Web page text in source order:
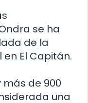
se ha
de la
El Capitán.
más de 900
una